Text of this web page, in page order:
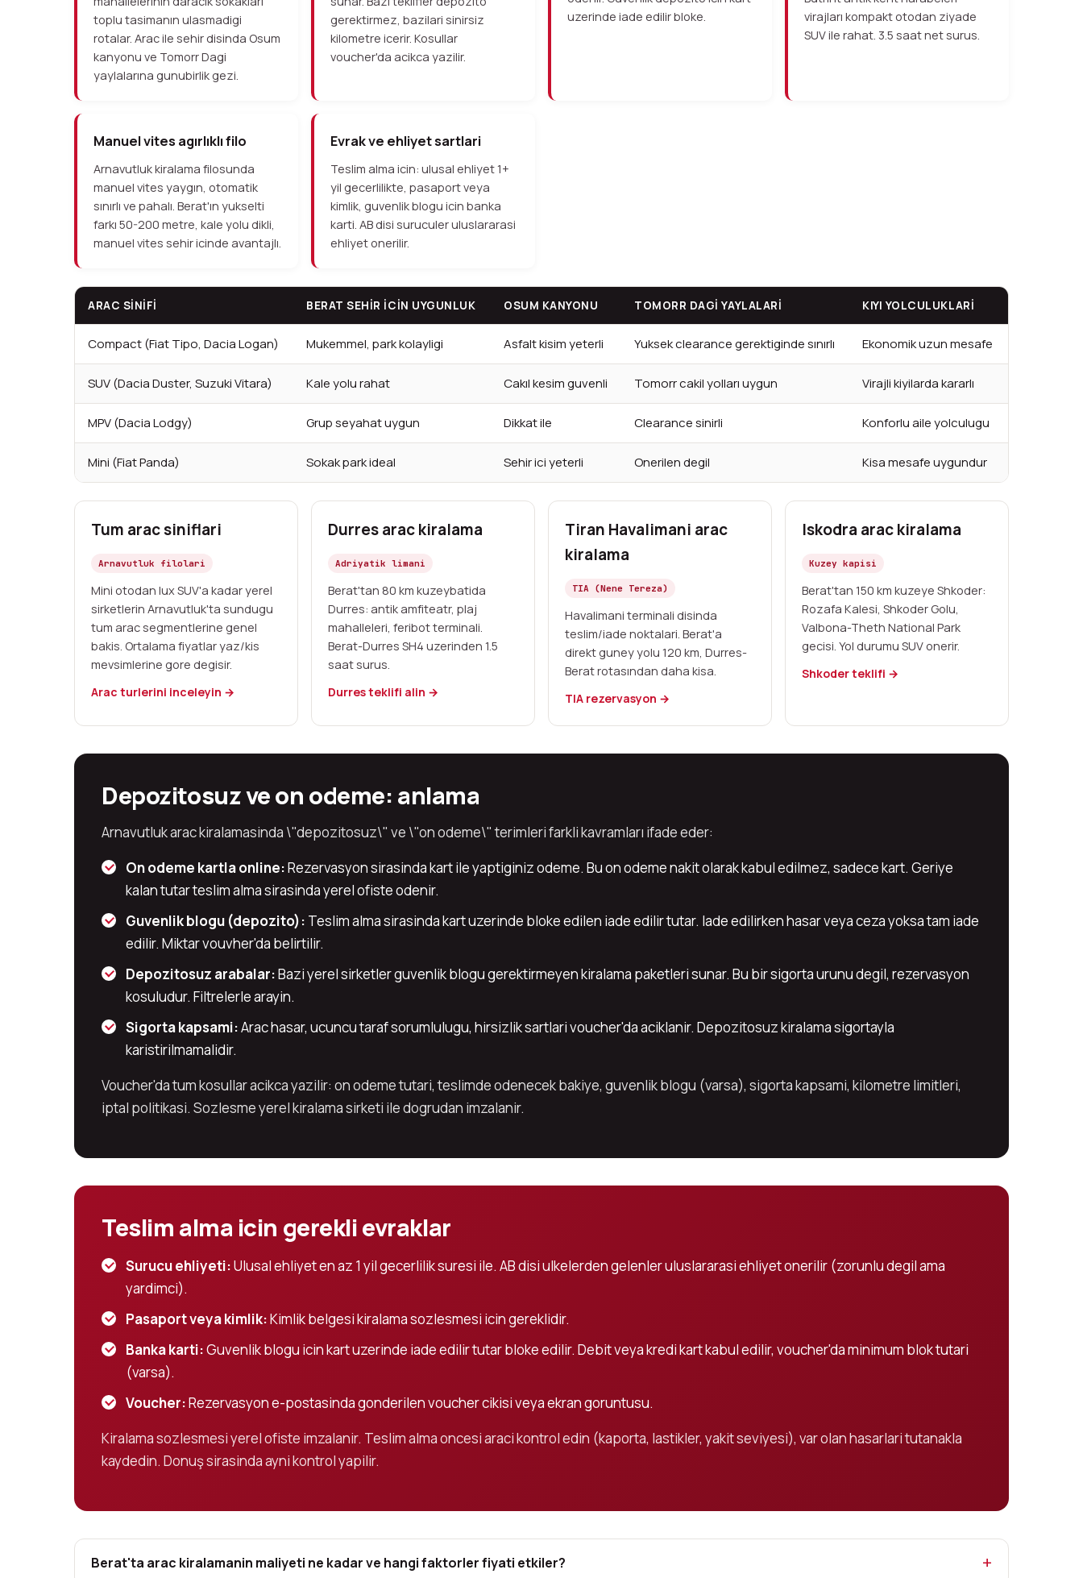
toplu tasimanın ulasmadigi
rotalar. Arac ile sehir disinda Osum
kanyonu ve Tomorr Dagi
yaylalarına gunubirlik gezi.
gerektirmez, bazilari sinirsiz
kilometre icerir. Kosullar
voucher'da acikca yazilir.
uzerinde iade edilir bloke.
virajları kompakt otodan ziyade
SUV ile rahat. 3.5 saat net surus.
Manuel vites agırlıklı filo
Arnavutluk kiralama filosunda
manuel vites yaygın, otomatik
sınırlı ve pahalı. Berat'ın yukselti
farkı 50-200 metre, kale yolu dikli,
manuel vites sehir icinde avantajlı.
Evrak ve ehliyet sartlari
Teslim alma icin: ulusal ehliyet 1+
yil gecerlilikte, pasaport veya
kimlik, guvenlik blogu icin banka
karti. AB disi suruculer uluslararasi
ehliyet onerilir.
ARAC SINIFI BERAT SEHIR ICIN UYGUNLUK OSUM KANYONU TOMORR DAGI YAYLALARI KIYI YOLCULUKLARI
Compact (Fiat Tipo, Dacia Logan) Mukemmel, park kolayligi Asfalt kisim yeterli Yuksek clearance gerektiginde sınırlı Ekonomik uzun mesafe
SUV (Dacia Duster, Suzuki Vitara) Kale yolu rahat Cakıl kesim guvenli Tomorr cakil yolları uygun Virajli kiyilarda kararlı
MPV (Dacia Lodgy) Grup seyahat uygun Dikkat ile Clearance sinirli Konforlu aile yolculugu
Mini (Fiat Panda) Sokak park ideal Sehir ici yeterli Onerilen degil Kisa mesafe uygundur
Tum arac siniflari
Arnavutluk filolari
Mini otodan lux SUV'a kadar yerel
sirketlerin Arnavutluk'ta sundugu
tum arac segmentlerine genel
bakis. Ortalama fiyatlar yaz/kis
mevsimlerine gore degisir.
Arac turlerini inceleyin →
Durres arac kiralama
Adriyatik limani
Berat'tan 80 km kuzeybatida
Durres: antik amfiteatr, plaj
mahalleleri, feribot terminali.
Berat-Durres SH4 uzerinden 1.5
saat surus.
Durres teklifi alin →
Tiran Havalimani arac
kiralama
TIA (Nene Tereza)
Havalimani terminali disinda
teslim/iade noktalari. Berat'a
direkt guney yolu 120 km, Durres-
Berat rotasından daha kisa.
TIA rezervasyon →
Iskodra arac kiralama
Kuzey kapisi
Berat'tan 150 km kuzeye Shkoder:
Rozafa Kalesi, Shkoder Golu,
Valbona-Theth National Park
gecisi. Yol durumu SUV onerir.
Shkoder teklifi →
Depozitosuz ve on odeme: anlama
Arnavutluk arac kiralamasinda \"depozitosuz\" ve \"on odeme\" terimleri farkli kavramları ifade eder:
On odeme kartla online:Rezervasyon sirasinda kart ile yaptiginiz odeme. Bu on odeme nakit olarak kabul edilmez, sadece kart. Geriye
kalan tutar teslim alma sirasinda yerel ofiste odenir.
Guvenlik blogu (depozito): Teslim alma sirasinda kart uzerinde bloke edilen iade edilir tutar. Iade edilirken hasar veya ceza yoksa tam iade
edilir. Miktar vouvher'da belirtilir.
Depozitosuz arabalar:Bazi yerel sirketler guvenlik blogu gerektirmeyen kiralama paketleri sunar. Bu bir sigorta urunu degil, rezervasyon
kosuludur. Filtrelerle arayin.
Sigorta kapsami:Arac hasar, ucuncu taraf sorumlulugu, hirsizlik sartlari voucher'da aciklanir. Depozitosuz kiralama sigortayla
karistirilmamalidir.
Voucher'da tum kosullar acikca yazilir: on odeme tutari, teslimde odenecek bakiye, guvenlik blogu (varsa), sigorta kapsami, kilometre limitleri,
iptal politikasi. Sozlesme yerel kiralama sirketi ile dogrudan imzalanir.
Teslim alma icin gerekli evraklar
Surucu ehliyeti:Ulusal ehliyet en az 1 yil gecerlilik suresi ile. AB disi ulkelerden gelenler uluslararasi ehliyet onerilir (zorunlu degil ama
yardimci).
Pasaport veya kimlik:Kimlik belgesi kiralama sozlesmesi icin gereklidir.
Banka karti:Guvenlik blogu icin kart uzerinde iade edilir tutar bloke edilir. Debit veya kredi kart kabul edilir, voucher'da minimum blok tutari
(varsa).
Voucher:Rezervasyon e-postasinda gonderilen voucher cikisi veya ekran goruntusu.
Kiralama sozlesmesi yerel ofiste imzalanir. Teslim alma oncesi araci kontrol edin (kaporta, lastikler, yakit seviyesi), var olan hasarlari tutanakla
kaydedin. Donuş sirasinda ayni kontrol yapilir.
Berat'ta arac kiralamanin maliyeti ne kadar ve hangi faktorler fiyati etkiler?